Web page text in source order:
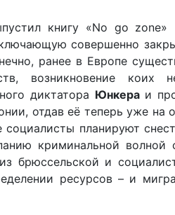
книгу «No go zone»
совершенно
ранее в Европе
возникновение коих
диктатора Юнкераи
отдав её теперь уже
планируют
криминальной
брюссельской и
ресурсов – и